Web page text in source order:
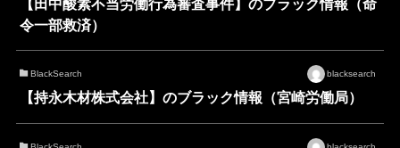
【田中酸素不当労働行為審査事件】のブラック情報（命
令一部救済）
BlackSearch blacksearch
【持永木材株式会社】のブラック情報（宮崎労働局）